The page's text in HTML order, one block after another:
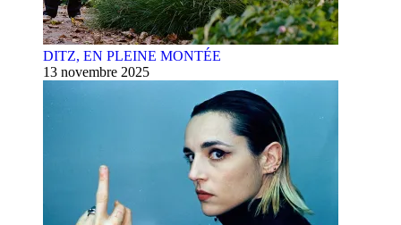
DITZ, EN PLEINE MONTÉE
13 novembre 2025